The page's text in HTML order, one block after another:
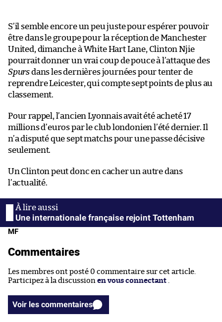
S’il semble encore un peu juste pour espérer pouvoir
être dans le groupe pour la réception de Manchester
United, dimanche à White Hart Lane, Clinton Njie
pourrait donner un vrai coup de pouce à l’attaque des
Spursdans les dernières journées pour tenter de
reprendre Leicester, qui compte sept points de plus au
classement.
Pour rappel, l’ancien Lyonnais avait été acheté 17
millions d’euros par le club londonien l’été dernier. Il
n’a disputé que sept matchs pour une passe décisive
seulement.
Un Clinton peut donc en cacher un autre dans
l’actualité.
Une internationale française rejoint Tottenham
MF
Commentaires
Les membres ont posté 0 commentaire sur cet article.
Participez à la discussion en vous connectant
Voir les commentaires